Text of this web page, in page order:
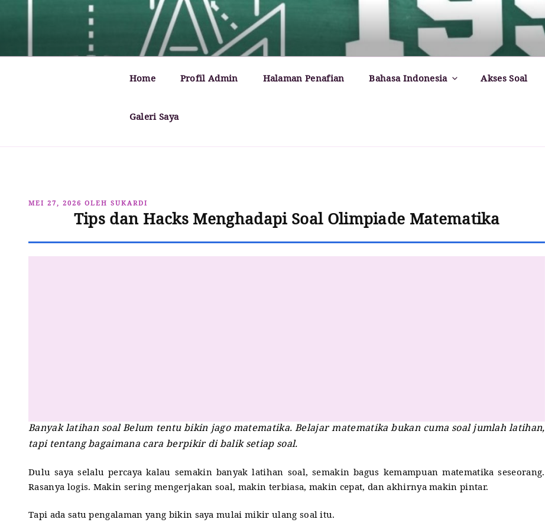
MATHCYBER1997
God used beautiful mathematics in creating the world – Paul Dirac
Home Profil Admin Halaman Penafian Bahasa Indonesia Akses Soal
Galeri Saya
DIPOSKAN
MEI 27, 2026 OLEH SUKARDI
Tips dan Hacks Menghadapi Soal Olimpiade Matematika
Banyak latihan soal Belum tentu bikin jago matematika. Belajar matematika bukan cuma soal jumlah latihan,
tapi tentang bagaimana cara berpikir di balik setiap soal.
Dulu saya selalu percaya kalau semakin banyak latihan soal, semakin bagus kemampuan matematika seseorang.
Rasanya logis. Makin sering mengerjakan soal, makin terbiasa, makin cepat, dan akhirnya makin pintar.
Tapi ada satu pengalaman yang bikin saya mulai mikir ulang soal itu.